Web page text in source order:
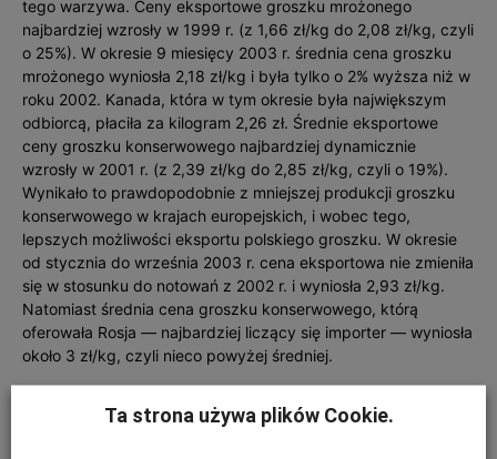
tego warzywa. Ceny eksportowe groszku mrożone­go
najbardziej wzrosły w 1999 r. (z 1,66 zł/kg do 2,08 zł/kg, czyli
o 25%). W okresie 9 miesięcy 2003 r. średnia cena groszku
mrożonego wyniosła 2,18 zł/kg i była tylko o 2% wyższa niż w
roku 2002. Kanada, która w tym okresie była największym
odbiorcą, płaciła za kilo­gram 2,26 zł. Średnie eksportowe
ceny groszku konserwowego najbardziej dynamicznie
wzrosły w 2001 r. (z 2,39 zł/kg do 2,85 zł/kg, czyli o 19%).
Wynikało to prawdopodobnie z mniejszej produkcji groszku
konserwowego w krajach europejskich, i wobec tego,
lepszych możliwości eksportu polskiego groszku. W okresie
od stycznia do września 2003 r. cena eksportowa nie zmieniła
się w stosunku do notowań z 2002 r. i wyniosła 2,93 zł/kg.
Natomiast średnia cena groszku konserwowego, którą
oferowała Rosja — najbardziej liczący się importer — wyniosła
około 3 zł/kg, czyli nieco powyżej średniej.
Ta strona używa plików Cookie.